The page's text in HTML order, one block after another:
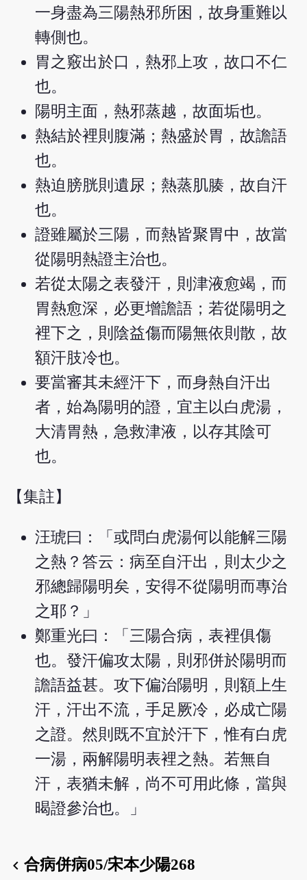
一身盡為三陽熱邪所困，故身重難以
轉側也。
胃之竅出於口，熱邪上攻，故口不仁
也。
陽明主面，熱邪蒸越，故面垢也。
熱結於裡則腹滿；熱盛於胃，故譫語
也。
熱迫膀胱則遺尿；熱蒸肌腠，故自汗
也。
證雖屬於三陽，而熱皆聚胃中，故當
從陽明熱證主治也。
若從太陽之表發汗，則津液愈竭，而
胃熱愈深，必更增譫語；若從陽明之
裡下之，則陰益傷而陽無依則散，故
額汗肢冷也。
要當審其未經汗下，而身熱自汗出
者，始為陽明的證，宜主以白虎湯，
大清胃熱，急救津液，以存其陰可
也。
【集註】
汪琥曰：「或問白虎湯何以能解三陽
之熱？答云：病至自汗出，則太少之
邪總歸陽明矣，安得不從陽明而專治
之耶？」
鄭重光曰：「三陽合病，表裡俱傷
也。發汗偏攻太陽，則邪併於陽明而
譫語益甚。攻下偏治陽明，則額上生
汗，汗出不流，手足厥冷，必成亡陽
之證。然則既不宜於汗下，惟有白虎
一湯，兩解陽明表裡之熱。若無自
汗，表猶未解，尚不可用此條，當與
暍證參治也。」
chevron_left合病併病05/宋本少陽268